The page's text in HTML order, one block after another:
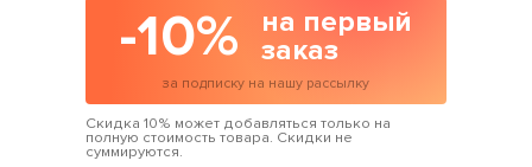
-10%
на первый
заказ
за подписку на нашу рассылку
Скидка 10% может добавляться только на
полную стоимость товара. Скидки не
суммируются.